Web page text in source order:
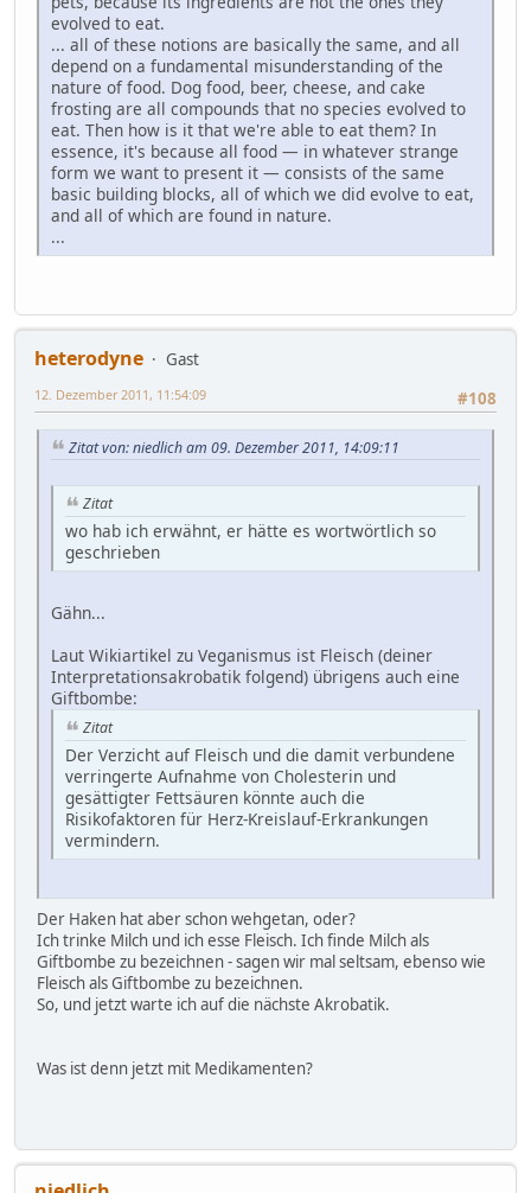
evolved to eat.
... all of these notions are basically the same, and all
depend on a fundamental misunderstanding of the
nature of food. Dog food, beer, cheese, and cake
frosting are all compounds that no species evolved to
eat. Then how is it that we're able to eat them? In
essence, it's because all food — in whatever strange
form we want to present it — consists of the same
basic building blocks, all of which we did evolve to eat,
and all of which are found in nature.
...
heterodyne
Gast
#108
12. Dezember 2011, 11:54:09
Zitat von: niedlich am 09. Dezember 2011, 14:09:11
Zitat
wo hab ich erwähnt, er hätte es wortwörtlich so
geschrieben
Gähn...
Laut Wikiartikel zu Veganismus ist Fleisch (deiner
Interpretationsakrobatik folgend) übrigens auch eine
Giftbombe:
Zitat
Der Verzicht auf Fleisch und die damit verbundene
verringerte Aufnahme von Cholesterin und
gesättigter Fettsäuren könnte auch die
Risikofaktoren für Herz-Kreislauf-Erkrankungen
vermindern.
Der Haken hat aber schon wehgetan, oder?
Ich trinke Milch und ich esse Fleisch. Ich finde Milch als
Giftbombe zu bezeichnen - sagen wir mal seltsam, ebenso wie
Fleisch als Giftbombe zu bezeichnen.
So, und jetzt warte ich auf die nächste Akrobatik.
Was ist denn jetzt mit Medikamenten?